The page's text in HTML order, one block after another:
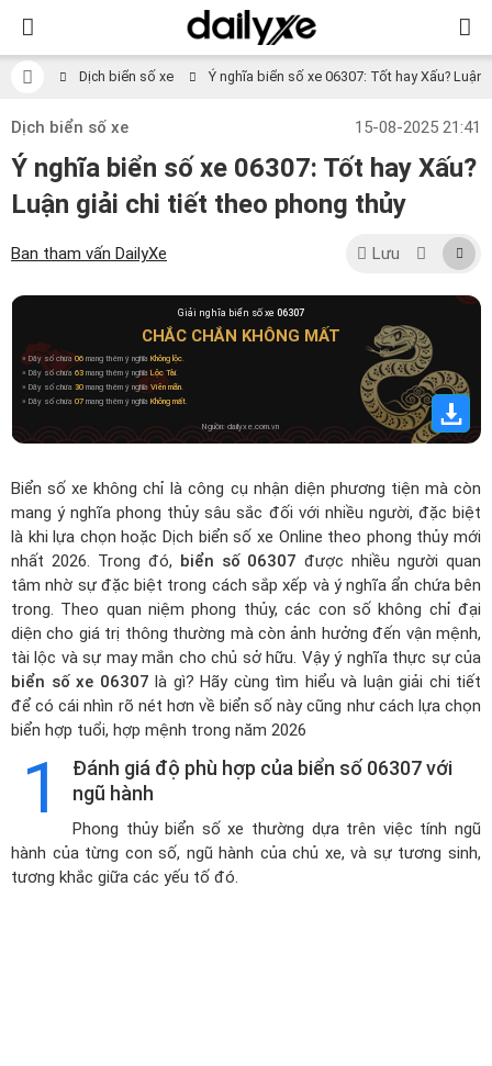
Dịch biển số xe Ý nghĩa biển số xe 06307: Tốt hay Xấu?
Dịch biển số xe 15-08-2025 21:41
Ý nghĩa biển số xe 06307: Tốt hay Xấu?
Luận giải chi tiết theo phong thủy
Ban tham vấn DailyXe Lưu
Giải nghĩa biển số xe 06307
CHẮC CHẮN KHÔNG MẤT
» Dãy số chứa06 mang thêm ý nghĩa Không lộc.
» Dãy số chứa 63 mang thêm ý nghĩaLộc Tài.
» Dãy số chứa 30 mang thêm ý nghĩaViên mãn.
» Dãy số chứa 07 mang thêm ý nghĩa Không mất.
Nguồn: dailyxe.com.vn
Biển số xe không chỉ là công cụ nhận diện phương tiện mà còn
mang ý nghĩa phong thủy sâu sắc đối với nhiều người, đặc biệt
là khi lựa chọn hoặcDịch biển số xe Online theo phong thủy mới
nhất 2026. Trong đó, biển số 06307 được nhiều người quan
tâm nhờ sự đặc biệt trong cách sắp xếp và ý nghĩa ẩn chứa bên
trong. Theo quan niệm phong thủy, các con số không chỉ đại
diện cho giá trị thông thường mà còn ảnh hưởng đến vận mệnh,
tài lộc và sự may mắn cho chủ sở hữu. Vậy ý nghĩa thực sự của
biển số xe 06307 là gì? Hãy cùng tìm hiểu và luận giải chi tiết
để có cái nhìn rõ nét hơn về biển số này cũng như cách lựa chọn
biển hợp tuổi, hợp mệnh trong năm 2026
1
Đánh giá độ phù hợp của biển số 06307 với
ngũ hành
Phong thủy biển số xe thường dựa trên việc tính ngũ
hành của từng con số, ngũ hành của chủ xe, và sự tương sinh,
tương khắc giữa các yếu tố đó.